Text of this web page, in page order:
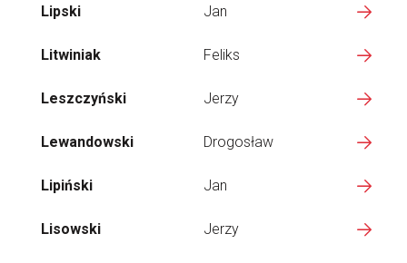
Lipski Jan
Litwiniak Feliks
Leszczyński Jerzy
Lewandowski Drogosław
Lipiński Jan
Lisowski Jerzy